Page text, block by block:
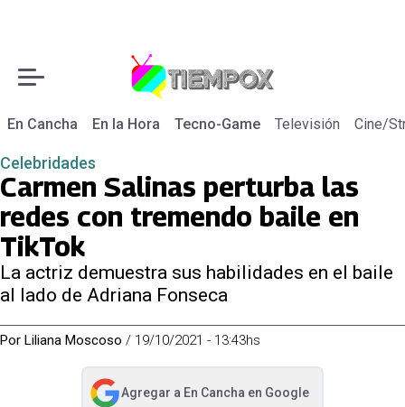
En Cancha En la Hora Tecno-Game Televisión Cine/
Celebridades
Carmen Salinas perturba las
redes con tremendo baile en
TikTok
La actriz demuestra sus habilidades en el baile
al lado de Adriana Fonseca
Por Liliana Moscoso / 19/10/2021 - 13:43hs
Agregar a En Cancha en Google
abre en nueva pestaña